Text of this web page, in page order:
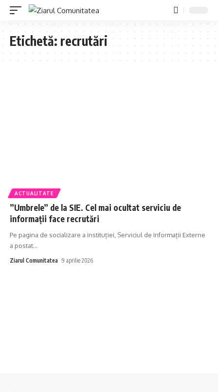
Etichetă: recrutări
ACTUALITATE
”Umbrele” de la SIE. Cel mai ocultat serviciu de
informații face recrutări
Pe pagina de socializare a instituției, Serviciul de Informații Externe
a postat…
Ziarul Comunitatea 9 aprilie 2026